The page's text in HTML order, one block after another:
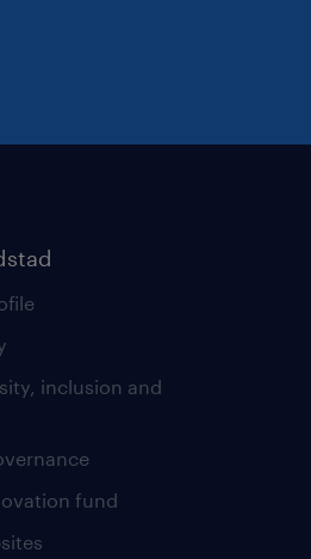
inclusion and
fund